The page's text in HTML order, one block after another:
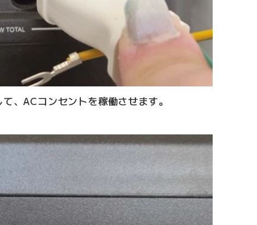
、ACコンセントを稼働させます。